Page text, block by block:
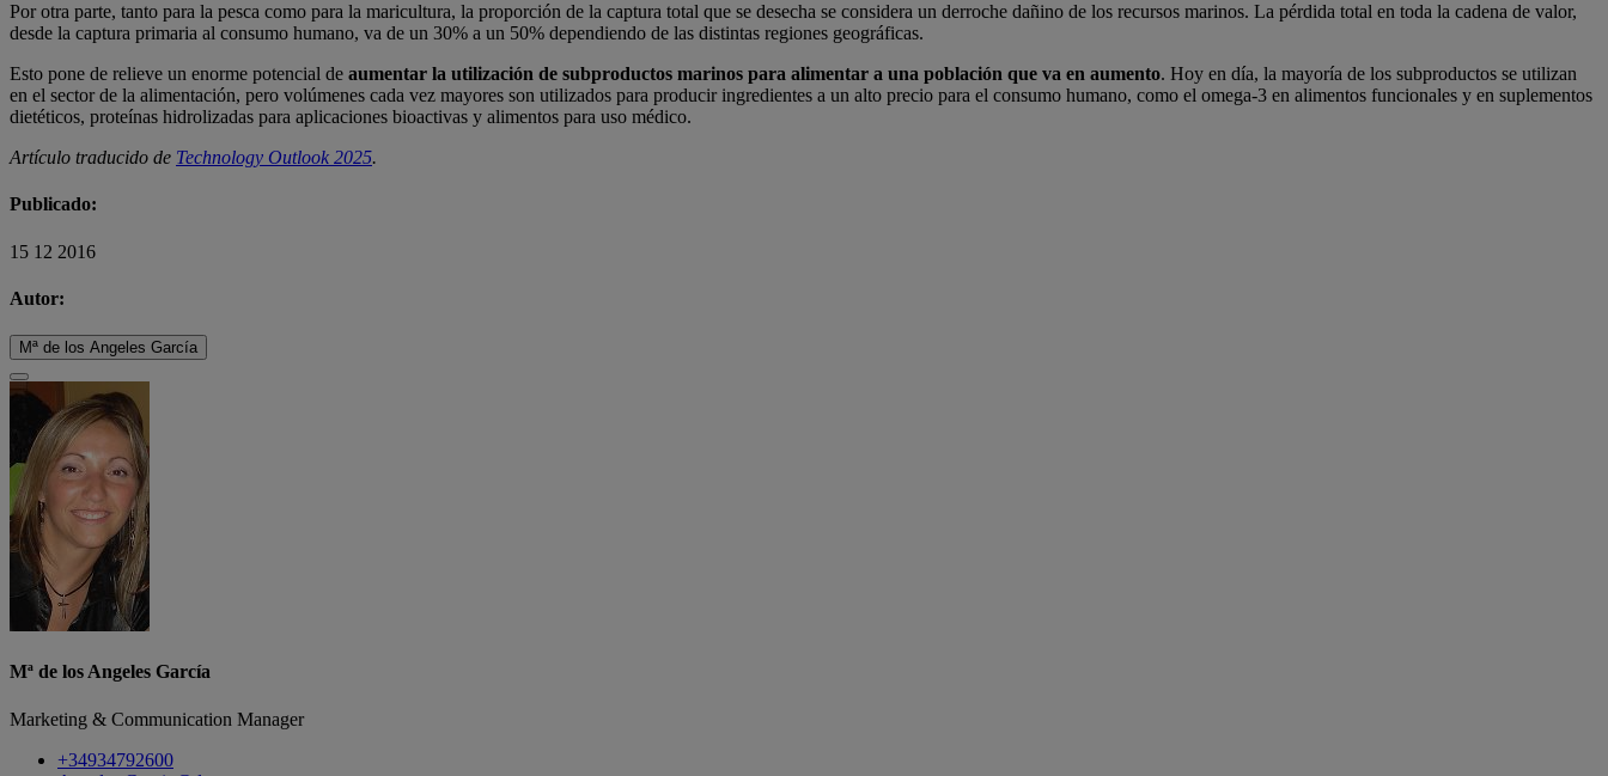
Por otra parte, tanto para la pesca como para la maricultura, la proporción de la captura total que se desecha se considera un derroche dañino de los recursos marinos. La pérdida total en toda la cadena de valor,
desde la captura primaria al consumo humano, va de un 30% a un 50% dependiendo de las distintas regiones geográficas.
Esto pone de relieve un enorme potencial de aumentar la utilización de subproductos marinos para alimentar a una población que va en aumento. Hoy en día, la mayoría de los subproductos se utilizan
en el sector de la alimentación, pero volúmenes cada vez mayores son utilizados para producir ingredientes a un alto precio para el consumo humano, como el omega-3 en alimentos funcionales y en suplementos
dietéticos, proteínas hidrolizadas para aplicaciones bioactivas y alimentos para uso médico.
Artículo traducido de Technology Outlook 2025.
Publicado:
15 12 2016
Autor:
Mª de los Angeles García
Mª de los Angeles García
Marketing & Communication Manager
+34934792600